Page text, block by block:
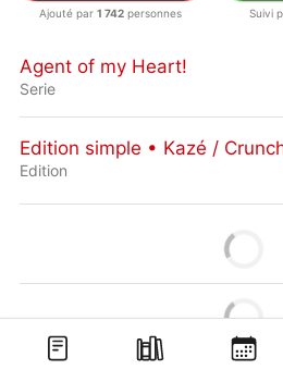
Ajouté par 1 742personnes Suivi
Agent of my Heart!
Serie
Edition simple • Kazé /
Edition